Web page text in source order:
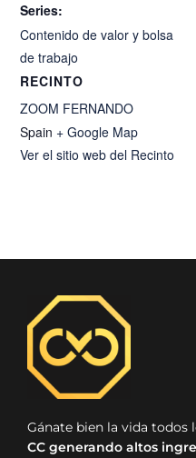
Series:
Contenido de valor y bolsa
de trabajo
RECINTO
ZOOM FERNANDO
Spain + Google Map
Ver el sitio web del Recinto
Gánate bien la vida todos
CC generando altos